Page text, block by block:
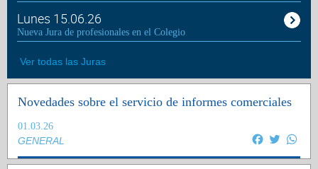
Lunes 15.06.26
Nueva Jura de profesionales en el Colegio
Ver todas las Juras
Novedades sobre el servicio de informes comerciales
01.03.26
GENERAL Facebook
Twitter